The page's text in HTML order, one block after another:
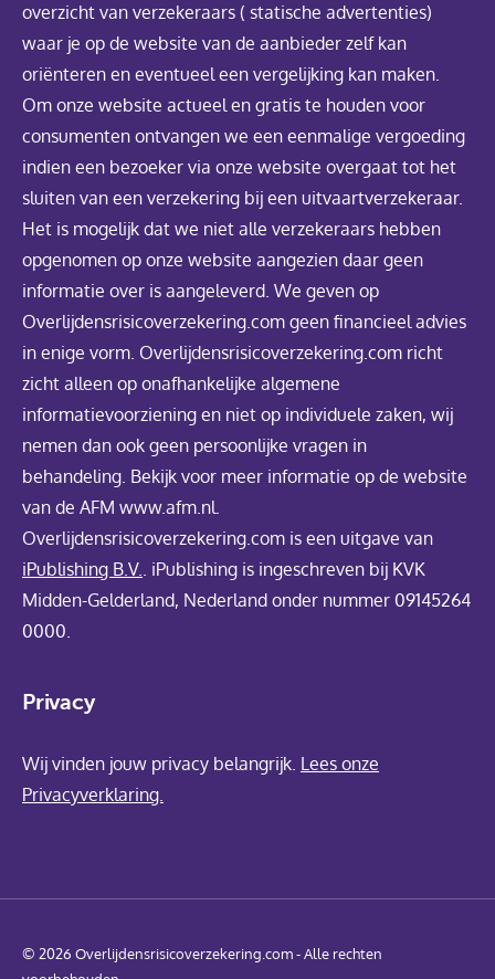
overzicht van verzekeraars ( statische advertenties)
waar je op de website van de aanbieder zelf kan
oriënteren en eventueel een vergelijking kan maken.
Om onze website actueel en gratis te houden voor
consumenten ontvangen we een eenmalige vergoeding
indien een bezoeker via onze website overgaat tot het
sluiten van een verzekering bij een uitvaartverzekeraar.
Het is mogelijk dat we niet alle verzekeraars hebben
opgenomen op onze website aangezien daar geen
informatie over is aangeleverd. We geven op
Overlijdensrisicoverzekering.com geen financieel advies
in enige vorm. Overlijdensrisicoverzekering.com richt
zicht alleen op onafhankelijke algemene
informatievoorziening en niet op individuele zaken, wij
nemen dan ook geen persoonlijke vragen in
behandeling. Bekijk voor meer informatie op de website
van de AFM www.afm.nl.
Overlijdensrisicoverzekering.com is een uitgave van
iPublishing B.V.. iPublishing is ingeschreven bij KVK
Midden-Gelderland, Nederland onder nummer 09145264
0000.
Privacy
Wij vinden jouw privacy belangrijk. Lees onze
Privacyverklaring.
© 2026 Overlijdensrisicoverzekering.com - Alle rechten